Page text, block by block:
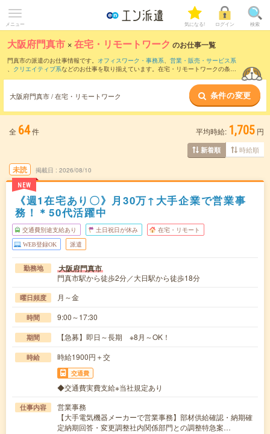
メニュー 気になる! ログイン 検索
大阪府門真市 ×在宅・リモートワーク のお仕事一覧
門真市の派遣のお仕事情報です。 オフィスワーク・事務系、 営業・販売・サービス系
、 クリエイティブ系などのお仕事を取り揃えています。在宅・リモートワークの条件
大阪府門真市 / 在宅・リモートワーク 条件の変更
全 64件 平均時給: 1,705 円
新着順 時給順
未読
NEW
掲載日 2026/08/10
《週1在宅あり〇》月30万↑大手企業で営業事
務！＊50代活躍中
交通費別途支給あり 土日祝日が休み 在宅・リモート
WEB登録OK 派遣
勤務地 大阪府門真市
門真市駅から徒歩2分／大日駅から徒歩18分
曜日頻度 月～金
時間 9:00～17:30
期間 【急募】即日～長期 ※8月～OK！
時給 時給1900円＋交
交通費
◆交通費実費支給※当社規定あり
仕事内容
営業事務
【大手電気機器メーカーで営業事務】部材供給確認・納期確
定納期回答・変更調整社内関係部門との調整特急案…